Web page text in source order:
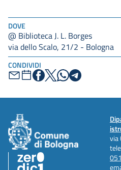
DOVE
@ Biblioteca J. L. Borges
via dello Scalo, 21/2 - Bologna
CONDIVIDI
via